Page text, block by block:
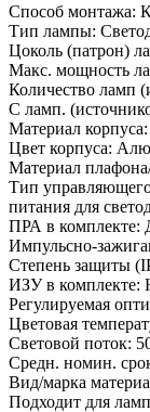
Способ монтажа:
Тип лампы:
Цоколь (патрон)
Макс. мощность
Количество ламп
С ламп.
Материал корпуса:
Цвет корпуса:
Материал
Тип
питания для
ПРА в комплекте:
Импульсно-
Степень защиты
ИЗУ в комплекте:
Регулируемая
Цветовая
Световой поток:
Средн. номин.
Вид/марка
Подходит для